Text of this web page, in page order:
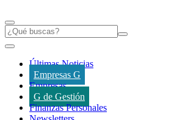
Últimas Noticias
Empresas G
Empresas
G de Gestión
Finanzas Personales